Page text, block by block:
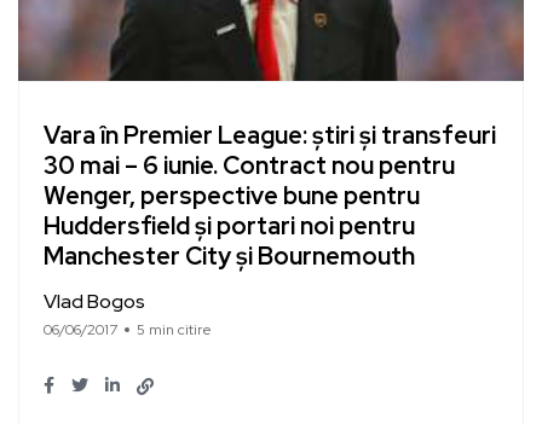
Vara în Premier League: știri și transfeuri
30 mai – 6 iunie. Contract nou pentru
Wenger, perspective bune pentru
Huddersfield și portari noi pentru
Manchester City și Bournemouth
Vlad Bogos
06/06/2017 5 min citire